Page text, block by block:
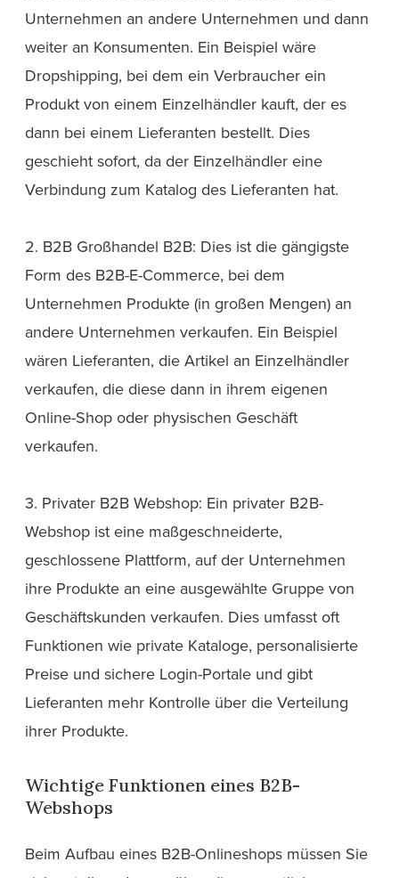
Unternehmen an andere Unternehmen und dann
weiter an Konsumenten. Ein Beispiel wäre
Dropshipping, bei dem ein Verbraucher ein
Produkt von einem Einzelhändler kauft, der es
dann bei einem Lieferanten bestellt. Dies
geschieht sofort, da der Einzelhändler eine
Verbindung zum Katalog des Lieferanten hat.
2. B2B Großhandel B2B: Dies ist die gängigste
Form des B2B-E-Commerce, bei dem
Unternehmen Produkte (in großen Mengen) an
andere Unternehmen verkaufen. Ein Beispiel
wären Lieferanten, die Artikel an Einzelhändler
verkaufen, die diese dann in ihrem eigenen
Online-Shop oder physischen Geschäft
verkaufen.
3. Privater B2B Webshop: Ein privater B2B-
Webshop ist eine maßgeschneiderte,
geschlossene Plattform, auf der Unternehmen
ihre Produkte an eine ausgewählte Gruppe von
Geschäftskunden verkaufen. Dies umfasst oft
Funktionen wie private Kataloge, personalisierte
Preise und sichere Login-Portale und gibt
Lieferanten mehr Kontrolle über die Verteilung
ihrer Produkte.
Wichtige Funktionen eines B2B-
Webshops
Beim Aufbau eines B2B-Onlineshops müssen Sie